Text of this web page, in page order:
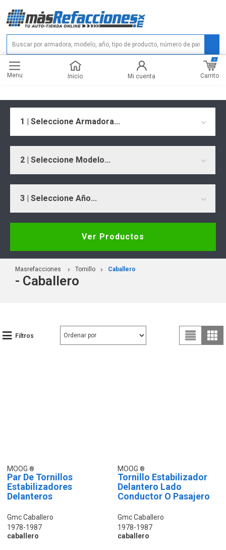
Menu Inicio Mi cuenta Carrito
0
1 | Seleccione Armadora...
2 | Seleccione Modelo...
3 | Seleccione Año...
Ver Productos
Masrefacciones Tornillo Caballero
- Caballero
Filtros
MOOG
Par De Tornillos
Estabilizadores
Delanteros
Gmc Caballero
1978-1987
caballero
MOOG
Tornillo Estabilizador
Delantero Lado
Conductor O Pasajero
Gmc Caballero
1978-1987
caballero